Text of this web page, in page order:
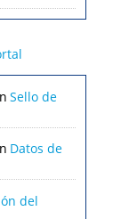
Sello de
Datos de
del